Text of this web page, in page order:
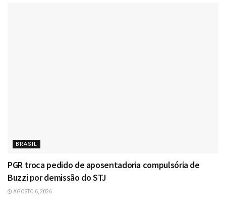
BRASIL
PGR troca pedido de aposentadoria compulsória de
Buzzi por demissão do STJ
AGOSTO 6, 2026